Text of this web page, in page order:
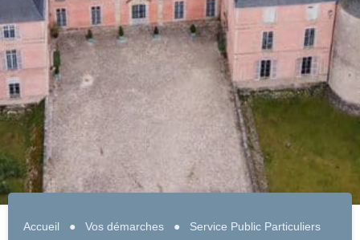
Accueil ● Vos démarches● Service Public Particuliers